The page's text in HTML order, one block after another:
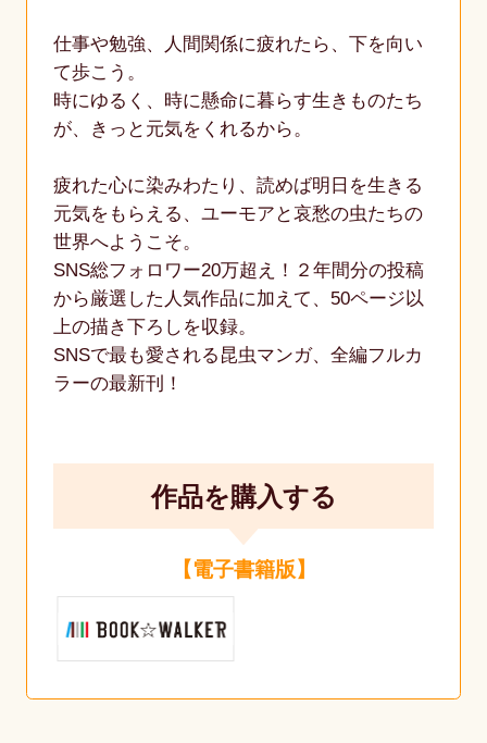
仕事や勉強、人間関係に疲れたら、下を向い
て歩こう。
時にゆるく、時に懸命に暮らす生きものたち
が、きっと元気をくれるから。
疲れた心に染みわたり、読めば明日を生きる
元気をもらえる、ユーモアと哀愁の虫たちの
世界へようこそ。
SNS総フォロワー20万超え！２年間分の投稿
から厳選した人気作品に加えて、50ページ以
上の描き下ろしを収録。
SNSで最も愛される昆虫マンガ、全編フルカ
ラーの最新刊！
作品を購入する
【電子書籍版】